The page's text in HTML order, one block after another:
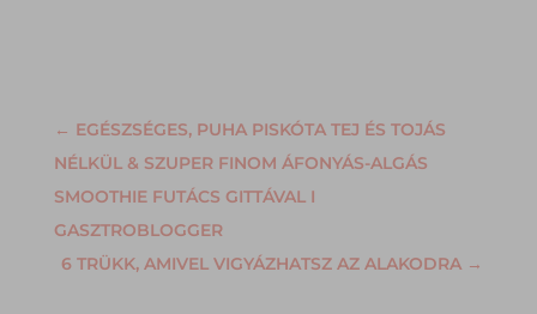
← EGÉSZSÉGES, PUHA PISKÓTA TEJ ÉS TOJÁS
NÉLKÜL & SZUPER FINOM ÁFONYÁS-ALGÁS
SMOOTHIE FUTÁCS GITTÁVAL I
GASZTROBLOGGER
6 TRÜKK, AMIVEL VIGYÁZHATSZ AZ ALAKODRA →